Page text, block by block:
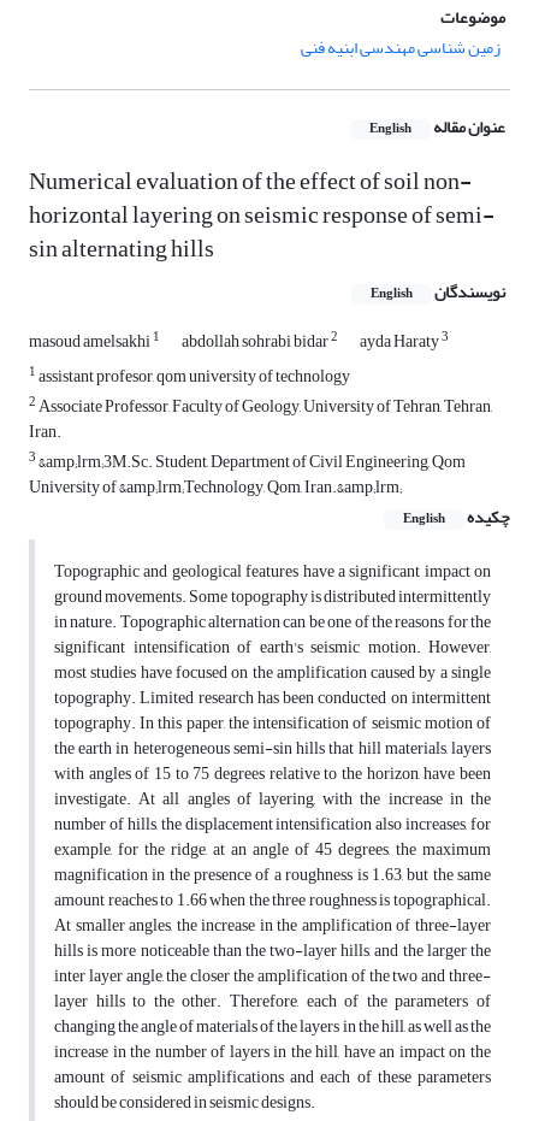
موضوعات
زمین شناسی مهندسی ابنیه فنی
عنوان مقاله English
Numerical evaluation of the effect of soil non-
horizontal layering on seismic response of semi-
sin alternating hills
نویسندگان English
masoud amelsakhi1 abdollah sohrabi bidar2 ayda Haraty3
1assistant profesor, qom university of technology
2Associate Professor, Faculty of Geology, University of Tehran, Tehran,
Iran.
3&amp;lrm;3M.Sc. Student, Department of Civil Engineering, Qom
University of &amp;lrm;Technology, Qom, Iran.&amp;lrm;
چکیده
English
Topographic and geological features have a significant impact on
ground movements. Some topography is distributed intermittently
in nature. Topographic alternation can be one of the reasons for the
significant intensification of earth's seismic motion. However,
most studies have focused on the amplification caused by a single
topography. Limited research has been conducted on intermittent
topography. In this paper, the intensification of seismic motion of
the earth in heterogeneous semi-sin hills that hill materials, layers
with angles of 15 to 75 degrees relative to the horizon, have been
investigate. At all angles of layering, with the increase in the
number of hills, the displacement intensification also increases, for
example, for the ridge, at an angle of 45 degrees, the maximum
magnification in the presence of a roughness is 1.63, but the same
amount reaches to 1.66 when the three roughness is topographical.
At smaller angles, the increase in the amplification of three-layer
hills is more noticeable than the two-layer hills, and the larger the
inter layer angle, the closer the amplification of the two and three-
layer hills to the other. Therefore, each of the parameters of
changing the angle of materials of the layers in the hill, as well as the
increase in the number of layers in the hill, have an impact on the
amount of seismic amplifications and each of these parameters
should be considered in seismic designs.